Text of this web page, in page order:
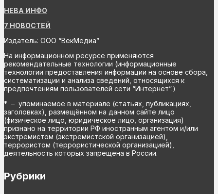
НЕВА ИНФО
7 НОВОСТЕЙ
Издатель: ООО “ВекМедиа”
На информационном ресурсе применяются
рекомендательные технологии (информационные
технологии предоставления информации на основе сбора,
систематизации и анализа сведений, относящихся к
предпочтениям пользователей сети “Интернет”.)
* – упоминаемое в материале (статьях, публикациях,
заголовках), размещённом на данном сайте лицо
(физическое лицо, юридическое лицо, организация)
признано на территории РФ иностранным агентом и/или
экстремистом (экстремистской организацией),
террористом (террористической организацией),
деятельность которых запрещена в России.
Рубрики